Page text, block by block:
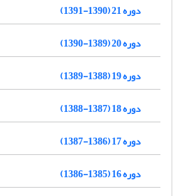
دوره 21 (1390-1391)
دوره 20 (1389-1390)
دوره 19 (1388-1389)
دوره 18 (1387-1388)
دوره 17 (1386-1387)
دوره 16 (1385-1386)